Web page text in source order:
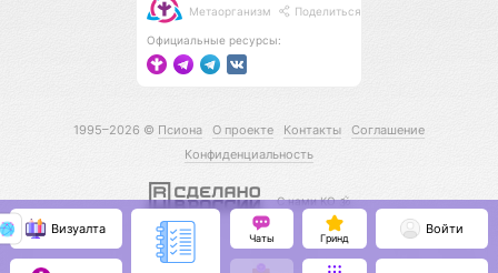
Метаорганизм Поделиться
Официальные ресурсы:
1995–2026 © Псиона О проекте Контакты
Соглашение
Конфиденциальность
С нами КО 🕉️
Визуалта
Чаты Гринд
Войти